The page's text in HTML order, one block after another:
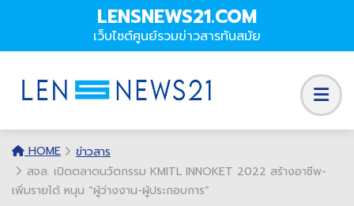
LENSNEWS21.COM
เว็บไซต์ศูนย์รวมข่าวสารทันสมัย
HOME
ข่าวสาร
สจล. เปิดตลาดนวัตกรรม KMITL INNOKET 2022 สร้างอาชีพ-
เพิ่มรายได้ หนุน “ผู้ว่างงาน-ผู้ประกอบการ”